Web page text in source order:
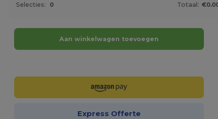
Selecties: 0 Totaal:
Aan winkelwagen toevoegen
Express Offerte